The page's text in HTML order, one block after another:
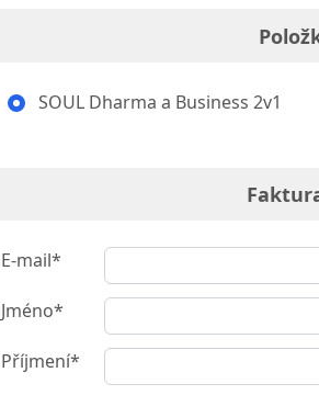
SOUL Dharma a Business 2v1
E-mail*
Jméno*
Příjmení*